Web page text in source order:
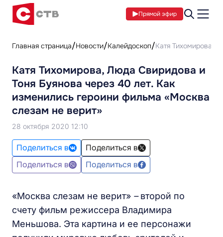
Прямой эфир
Главная страница Новости Калейдоскоп Катя Тихомирова,
Катя Тихомирова, Люда Свиридова и
Тоня Буянова через 40 лет. Как
изменились героини фильма «Москва
слезам не верит»
28 октября 2020 12:10
Поделиться в
Поделиться в
Поделиться в
Поделиться в
«Москва слезам не верит» –второй по
счету фильм режиссера Владимира
Меньшова. Эта картина и ее персонажи